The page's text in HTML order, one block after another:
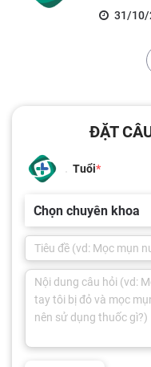
31/10/
ĐẶT
Tuổi
Chọn chuyên khoa